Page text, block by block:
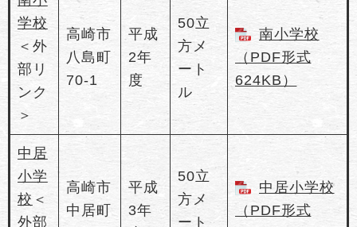
学校
＜外
部リ
ンク
＞
高崎市
八島町
70-1
平成
2年
度
50立
方メ
ート
ル
南小学校
（PDF形式
624KB）
中居
小学
校 ＜
外部
高崎市
中居町
平成
3年
50立
方メ
ート
中居小学校
（PDF形式